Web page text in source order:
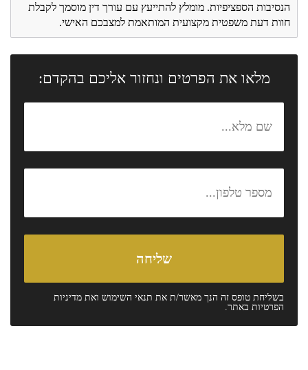
הנסיבות הספציפיות. מומלץ להתייעץ עם עורך דין מוסמך לקבלת
חוות דעת משפטית מקצועית המותאמת למצבכם האישי.
מלאו את הפרטים ונחזור אליכם בהקדם:
בשליחת טופס זה הנך מאשר/ת את תנאי השימוש ואת מדיניות
הפרטיות באתר.